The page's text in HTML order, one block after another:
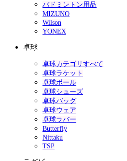
バドミントン用品
MIZUNO
Wilson
YONEX
卓球
卓球カテゴリすべて
卓球ラケット
卓球ボール
卓球シューズ
卓球バッグ
卓球ウェア
卓球ラバー
Butterfly
Nittaku
TSP